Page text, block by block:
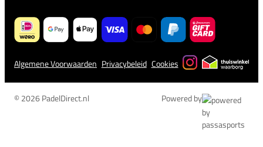
Algemene Voorwaarden Privacybeleid Cookies
© 2026 PadelDirect.nl Powered by